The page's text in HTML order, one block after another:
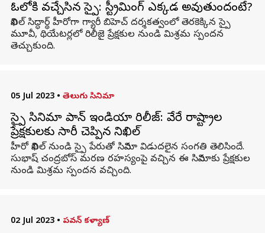
ఓటీటీలోకి వచ్చేసిన స్పై: స్ట్రీమింగ్ ఎక్కడ అవుతుందంటే?
నిఖిల్ సిద్ధార్థ్ హీరోగా గ్యారీ బిహెచ్ దర్శకత్వంలో తెరకెక్కిన స్పై
మూవీ, థియేటర్లలో రిలీజై ప్రేక్షకుల నుండి మిశ్రమ స్పందన
తెచ్చుకుంది.
05 Jul 2023 • తెలుగు సినిమా
స్పై సినిమా పాన్ ఇండియా రిలీజ్: వేరే రాష్ట్రాల
ప్రేక్షకులకు సారీ చెప్పిన నిఖిల్
హీరో నిఖిల్ నుండి స్పై పేరుతో సినిమా విడుదలైన సంగతి తెలిసిందే.
సుభాష్ చంద్రబోస్ మరణ రహస్యంపై వచ్చిన ఈ సినిమాకు ప్రేక్షకుల
నుండి మిశ్రమ స్పందన వచ్చింది.
02 Jul 2023 • పవన్ కళ్యాణ్